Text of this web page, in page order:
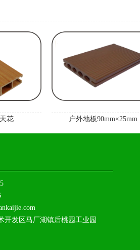
花 户外地板90mm×25mm
开发区马厂湖镇后桃园工业园